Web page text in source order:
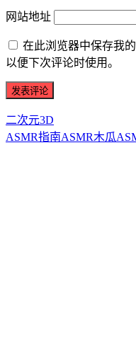
网站地址
在此浏览器中保存我
以便下次评论时使用。
二次元3D
ASMR指南ASMR木瓜